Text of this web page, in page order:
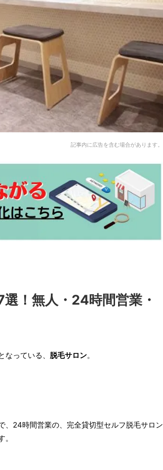
記事内に広告を含む場合があります。
！無人・24時間営業・
っている、 脱毛サロン。
、24時間営業の、完全貸切型セルフ脱毛サロン